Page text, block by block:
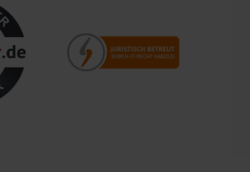
Rollen
kann als Baufahrzeug dienen, um
zu erschaffen, oder als
aufregende Expeditionen zu
Einsatzmöglichkeiten
Service aus Deutschland
in Bechhofen, im Herzen
schnellen Versand und Verfügbarkeit